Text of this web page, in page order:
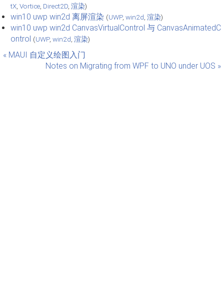
tX Vortice Direct2D 渲染)
win10 uwp win2d 离屏渲染 (UWP, win2d 渲染)
win10 uwp win2d CanvasVirtualControl 与 CanvasAnimatedC
ontrol (UWP, win2d 渲染)
« MAUI 自定义绘图入门
Notes on Migrating from WPF to UNO under UOS »